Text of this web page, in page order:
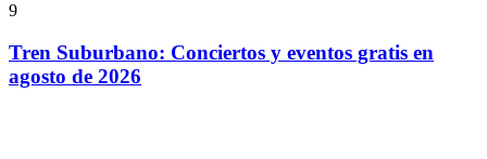
9
Tren Suburbano: Conciertos y eventos gratis en
agosto de 2026